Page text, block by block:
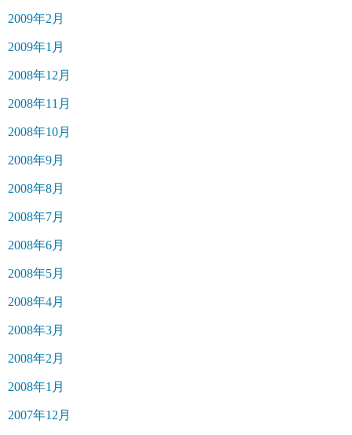
2009年2月
2009年1月
2008年12月
2008年11月
2008年10月
2008年9月
2008年8月
2008年7月
2008年6月
2008年5月
2008年4月
2008年3月
2008年2月
2008年1月
2007年12月